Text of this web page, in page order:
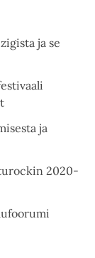
ja se
ja
2020-